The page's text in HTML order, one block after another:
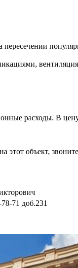
расходы. В
звоните.
71 доб.231